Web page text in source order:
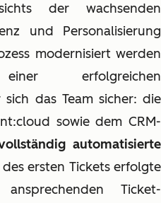
der wachsenden
und Personalisierung
modernisiert werden
erfolgreichen
das Team sicher: die
sowie dem CRM-
automatisierte
ersten Tickets erfolgte
Ticket-